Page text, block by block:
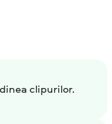
clipurilor.